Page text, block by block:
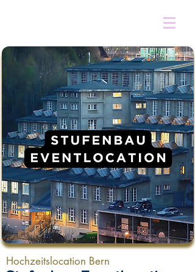
Hochzeitslocation Bern